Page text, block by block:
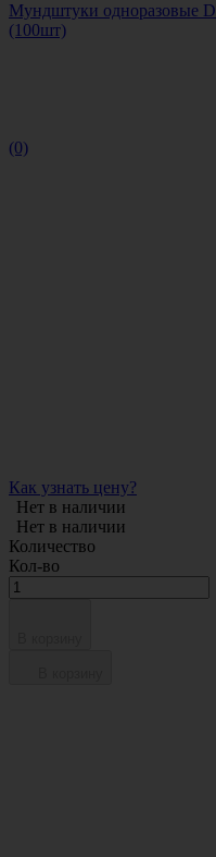
Мундштуки одноразовые
(100шт)
(0)
Как узнать цену?
Нет в наличии
Нет в наличии
Количество
Кол-во